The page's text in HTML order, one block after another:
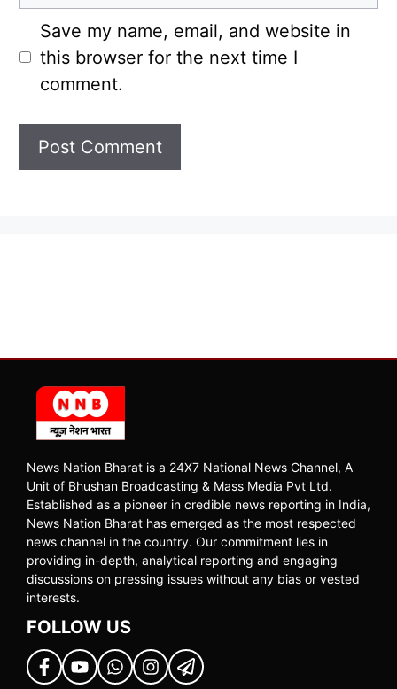
Save my name, email, and website in
this browser for the next time I
comment.
News Nation Bharat is a 24X7 National News Channel, A
Unit of Bhushan Broadcasting & Mass Media Pvt Ltd.
Established as a pioneer in credible news reporting in India,
News Nation Bharat has emerged as the most respected
news channel in the country. Our commitment lies in
providing in-depth, analytical reporting and engaging
discussions on pressing issues without any bias or vested
interests.
FOLLOW US